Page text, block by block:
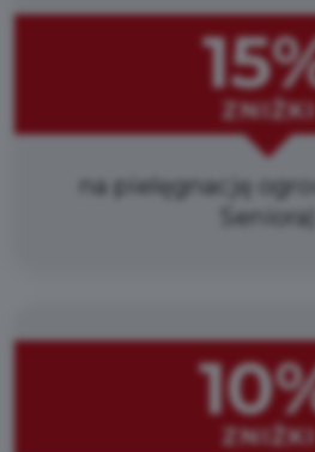
ZNIŻKI
na pielęgnację
Seniora)
ZNIŻKI